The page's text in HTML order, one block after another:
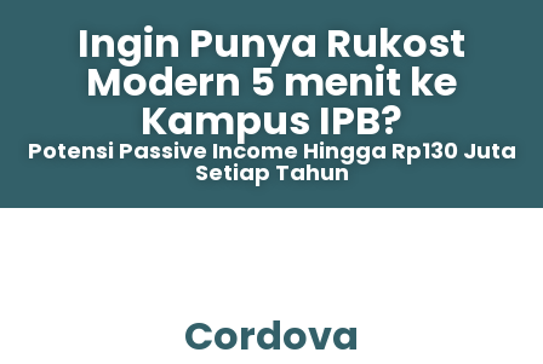
Ingin Punya Rukost
Modern 5 menit ke
Kampus IPB?
Potensi Passive Income Hingga Rp130 Juta
Setiap Tahun
Cordova